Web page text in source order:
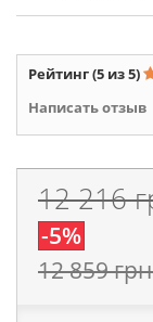
Рейтинг(5 из 5)
Написать отзыв
12 216
-5%
12 859